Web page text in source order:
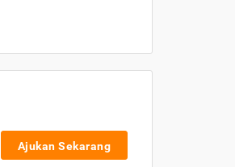
Ajukan Sekarang